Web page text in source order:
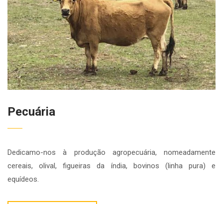
Pecuária
Dedicamo-nos à produção agropecuária, nomeadamente
cereais, olival, figueiras da índia, bovinos (linha pura) e
equídeos.